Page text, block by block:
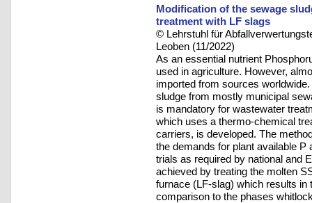
Modification of the sewage
treatment with LF slags
© Lehrstuhl für
Leoben (11/2022)
As an essential nutrient
used in agriculture. However,
imported from sources
sludge from mostly municipal
is mandatory for wastewater
which uses a thermo-chemical
carriers, is developed. The
the demands for plant available
trials as required by national and
achieved by treating the molten
furnace (LF-slag) which results in
comparison to the phases